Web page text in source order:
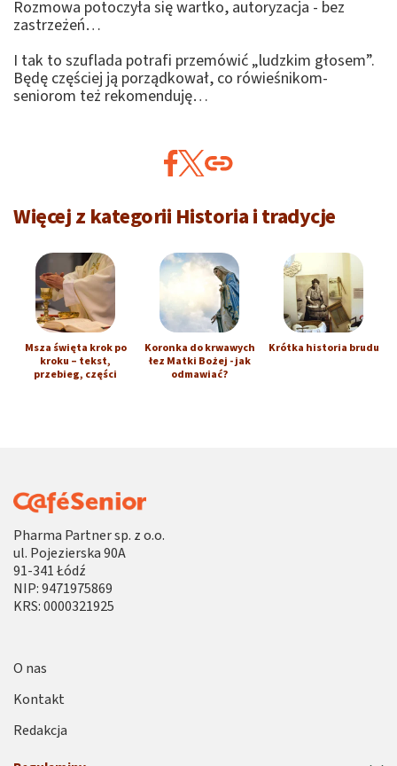
Rozmowa potoczyła się wartko, autoryzacja - bez
zastrzeżeń…
I tak to szuflada potrafi przemówić „ludzkim głosem”.
Będę częściej ją porządkował, co rówieśnikom-
seniorom też rekomenduję…
Więcej z kategorii Historia i tradycje
Msza święta krok po
kroku – tekst,
przebieg, części
Koronka do krwawych
łez Matki Bożej - jak
odmawiać?
Krótka historia brudu
Pharma Partner sp. z o.o.
ul. Pojezierska 90A
91-341 Łódź
NIP: 9471975869
KRS: 0000321925
O nas
Kontakt
Redakcja